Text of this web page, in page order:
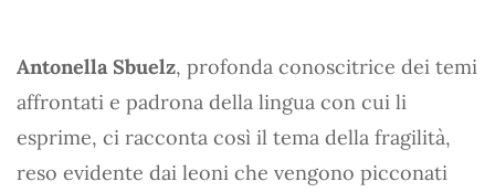
Antonella Sbuelz, profonda conoscitrice dei temi
affrontati e padrona della lingua con cui li
esprime, ci racconta così il tema della fragilità,
reso evidente dai leoni che vengono picconati